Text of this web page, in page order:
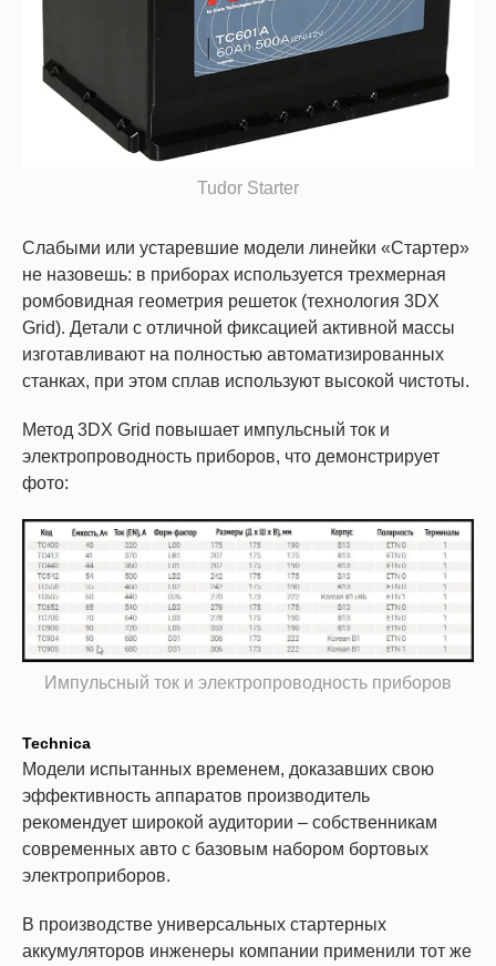
Tudor Starter
Слабыми или устаревшие модели линейки «Стартер»
не назовешь: в приборах используется трехмерная
ромбовидная геометрия решеток (технология 3DX
Grid). Детали с отличной фиксацией активной массы
изготавливают на полностью автоматизированных
станках, при этом сплав используют высокой чистоты.
Метод 3DX Grid повышает импульсный ток и
электропроводность приборов, что демонстрирует
фото:
Импульсный ток и электропроводность приборов
Technica
Модели испытанных временем, доказавших свою
эффективность аппаратов производитель
рекомендует широкой аудитории – собственникам
современных авто с базовым набором бортовых
электроприборов.
В производстве универсальных стартерных
аккумуляторов инженеры компании применили тот же